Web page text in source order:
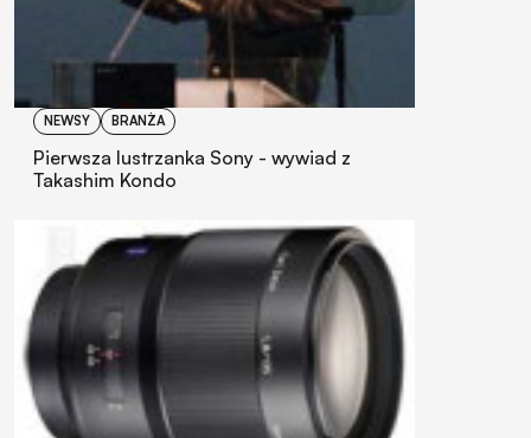
NEWSY BRANŻA
Pierwsza lustrzanka Sony - wywiad z
Takashim Kondo